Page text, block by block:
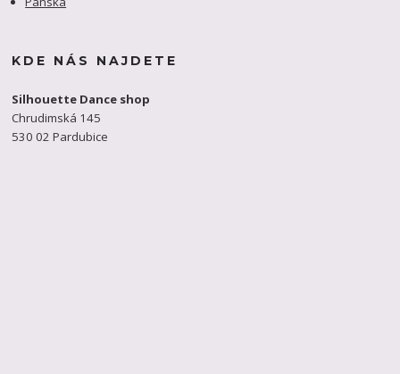
KDE NÁS NAJDETE
Silhouette Dance shop
Chrudimská 145
530 02 Pardubice